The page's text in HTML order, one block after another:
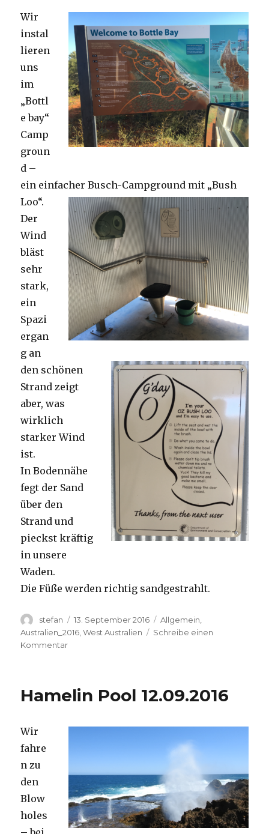
Wir
instal
lieren
uns
im
„Bottl
e bay“
Camp
groun
d –
ein einfacher Busch-Campground mit „Bush
Loo“.
Der
Wind
bläst
sehr
stark,
ein
Spazi
ergan
g an
den schönen
Strand zeigt
aber, was
wirklich
starker Wind
ist.
In Bodennähe
fegt der Sand
über den
Strand und
pieckst kräftig
in unsere
Waden.
Die Füße werden richtig sandgestrahlt.
Autor
stefan
Veröffentlicht
am
13. September 2016 Kategorien
Allgemein
Australien_2016 ,West Australien
Schreibe einen
Kommentarzu
Hamelin Pool 12.09.2016
Wir
fahre
n zu
den
Blow
holes